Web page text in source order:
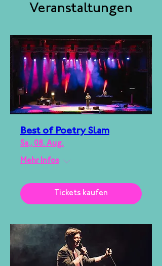
Veranstaltungen
Best of Poetry Slam
Sa., 08. Aug.
Mehr Infos
Tickets kaufen